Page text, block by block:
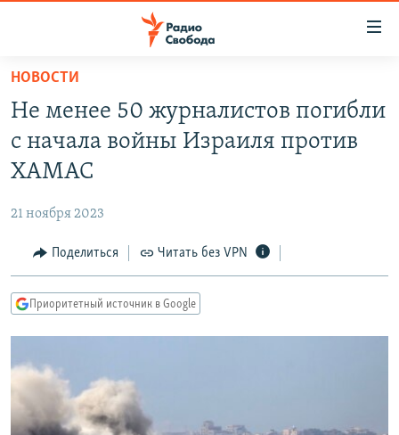
упрощенного
доступа
основному
Вернутся
Вернутся
АВТОРСКИЕ ПРОЕКТЫ
МНЕНИЯ
КУЛЬТУРА
КАВКАЗ.РЕАЛИИ
СИБИРЬ.РЕАЛИИ
РАСПИСАНИЕ ВЕЩАНИЯ
НОВОСТИ
Не менее 50 журналистов погибли
с начала войны Израиля против
ХАМАС
21 ноября 2023
Поделиться Читать без VPN
Приоритетный источник в Google